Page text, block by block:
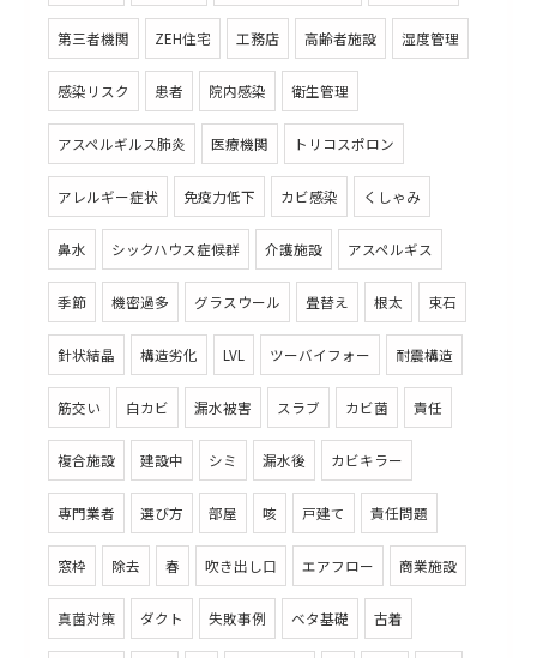
第三者機関 ZEH住宅 工務店 高齢者施設 湿度管理
感染リスク 患者 院内感染 衛生管理
アスペルギルス肺炎 医療機関 トリコスポロン
アレルギー症状 免疫力低下 カビ感染 くしゃみ
鼻水 シックハウス症候群 介護施設 アスペルギス
季節 機密過多 グラスウール 畳替え 根太 束石
針状結晶 構造劣化 LVL ツーバイフォー 耐震構造
筋交い 白カビ 漏水被害 スラブ カビ菌 責任
複合施設 建設中 シミ 漏水後 カビキラー
専門業者 選び方 部屋 咳 戸建て 責任問題
窓枠 除去 春 吹き出し口 エアフロー 商業施設
真菌対策 ダクト 失敗事例 ベタ基礎 古着